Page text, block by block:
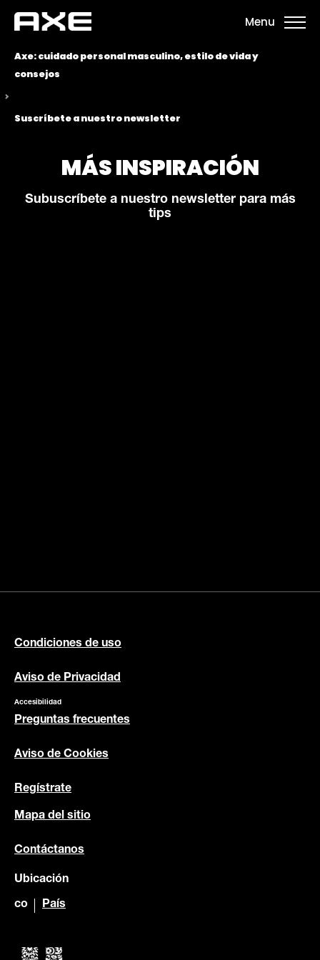
Menu
Axe: cuidado personal masculino, estilo de vida y
consejos
Suscríbete a nuestro newsletter
MÁS INSPIRACIÓN
Subuscríbete a nuestro newsletter para más
tips
Condiciones de uso
Aviso de Privacidad
Accesibilidad
Preguntas frecuentes
Aviso de Cookies
Regístrate
Mapa del sitio
Contáctanos
Ubicación
co País